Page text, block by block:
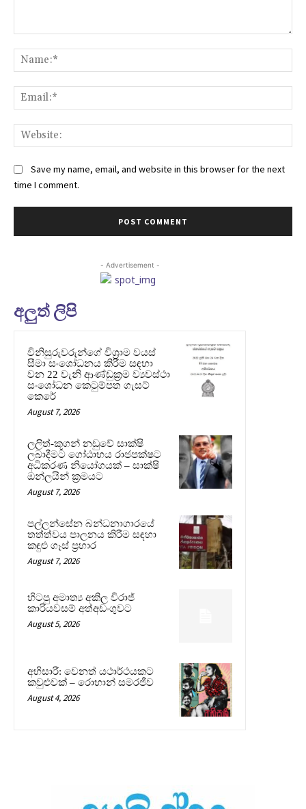
Save my name, email, and website in this browser for the next
time I comment.
- Advertisement -
අලුත් ලිපි
විනිසුරුවරුන්ගේ විශ්‍රාම වයස්
සීමා සංශෝධනය කිරීම සඳහා
වන 22 වැනි ආණ්ඩුක්‍රම ව්‍යවස්ථා
සංශෝධන කෙටුම්පත ගැසට්
කෙරේ
August 7, 2026
ලලිත්-කූගන් නඩුවේ සාක්ෂි
ලබාදීමට ගෝඨාභය රාජපක්ෂට
අධිකරණ නියෝගයක් – සාක්ෂි
ඔන්ලයින් ක්‍රමයට
August 7, 2026
පල්ලන්සේන බන්ධනාගාරයේ
තත්ත්වය පාලනය කිරීම සඳහා
කඳුළු ගෑස් ප්‍රහාර
August 7, 2026
හිටපු අමාත්‍ය අකිල විරාජ්
කාරියවසම් අත්අඩංගුවට
August 5, 2026
අභිසාරී: වෙනත් යථාර්ථයකට
කවුළුවක් – රොහාන් සමරජීව
August 4, 2026